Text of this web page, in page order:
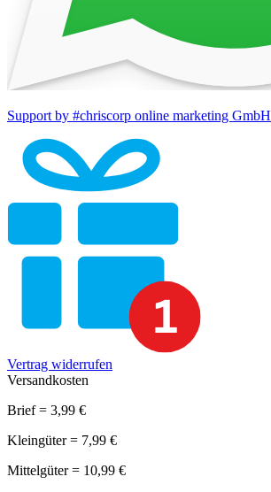
Support by #chriscorp online marketing GmbH
Vertrag widerrufen
Versandkosten
Brief = 3,99 €
Kleingüter = 7,99 €
Mittelgüter = 10,99 €